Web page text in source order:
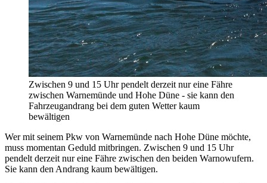
Zwischen 9 und 15 Uhr pendelt derzeit nur eine Fähre
zwischen Warnemünde und Hohe Düne - sie kann den
Fahrzeugandrang bei dem guten Wetter kaum
bewältigen
Wer mit seinem Pkw von Warnemünde nach Hohe Düne möchte,
muss momentan Geduld mitbringen. Zwischen 9 und 15 Uhr
pendelt derzeit nur eine Fähre zwischen den beiden Warnowufern.
Sie kann den Andrang kaum bewältigen.